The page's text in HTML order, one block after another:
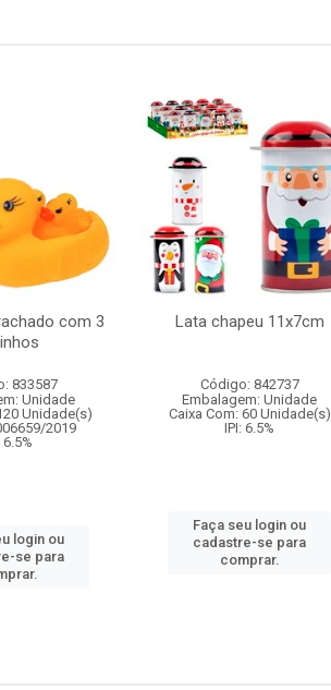
com 3
833587
Unidade
Unidade(s)
2019
6.5%
login ou
se para
Lata chapeu 11x7cm
Código: 842737
Embalagem: Unidade
Caixa Com: 60 Unidade(s)
IPI: 6.5%
Faça seu login ou
cadastre-se para
comprar.